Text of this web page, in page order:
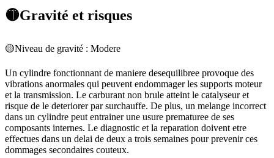
🟡Gravité et risques
🟡Niveau de gravité : Modere
Un cylindre fonctionnant de maniere desequilibree provoque des
vibrations anormales qui peuvent endommager les supports moteur
et la transmission. Le carburant non brule atteint le catalyseur et
risque de le deteriorer par surchauffe. De plus, un melange incorrect
dans un cylindre peut entrainer une usure prematuree de ses
composants internes. Le diagnostic et la reparation doivent etre
effectues dans un delai de deux a trois semaines pour prevenir ces
dommages secondaires couteux.